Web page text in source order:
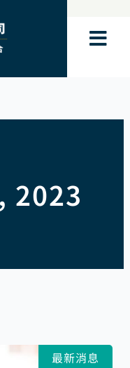
2023
最新消息